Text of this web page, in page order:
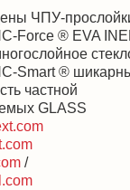
ЧПУ-
Force ® EVA
Smart ®
частной
GLASS
/